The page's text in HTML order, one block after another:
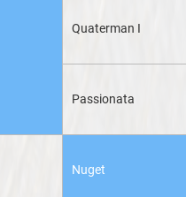
Quaterman I
Passionata
Nuget